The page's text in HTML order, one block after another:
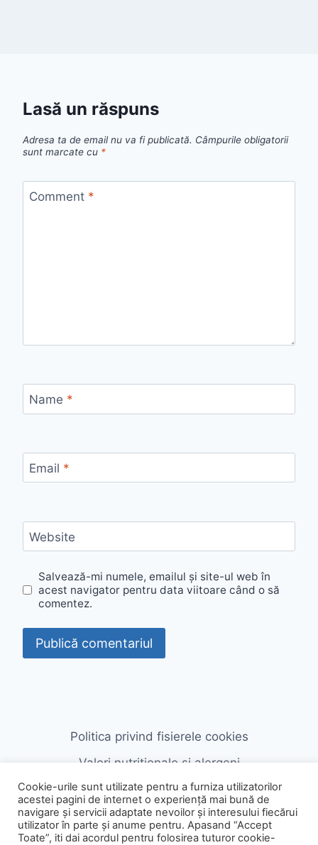
Lasă un răspuns
Adresa ta de email nu va fi publicată. Câmpurile obligatorii
sunt marcate cu *
Comment *
Name *
Email *
Website
Salvează-mi numele, emailul și site-ul web în
acest navigator pentru data viitoare când o să
comentez.
Politica privind fisierele cookies
Valori nutriționale și alergeni
Cookie-urile sunt utilizate pentru a furniza utilizatorilor
acestei pagini de internet o experiență mai bună de
navigare și servicii adaptate nevoilor și interesului fiecărui
utilizator în parte și anume pentru. Apasand “Accept
Toate”, iti dai acordul pentru folosirea tuturor cookie-